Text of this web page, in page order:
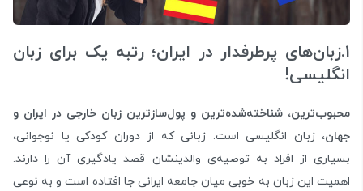
1.زبان‌های پرطرفدار در ایران؛ رتبه یک برای زبان
انگلیسی!
محبوب‌ترین، شناخته‌شده‌ترین و پول‌سازترین زبان خارجی در ایران و
جهان، زبان انگلیسی است. زبانی که از دوران کودکی یا نوجوانی،
بسیاری از افراد به توصیه‌ی والدینشان قصد یادگیری آن را دارند.
اهمیت این زبان به خوبی میان جامعه ایرانی جا افتاده است و به نوعی